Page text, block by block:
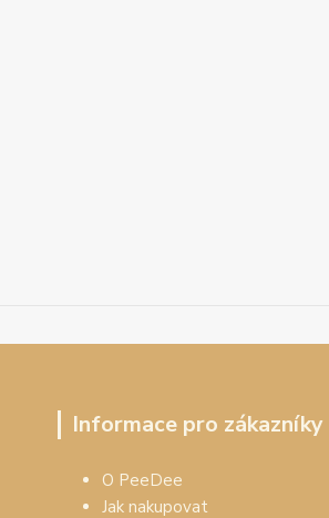
Informace pro zákazníky
O PeeDee
Jak nakupovat